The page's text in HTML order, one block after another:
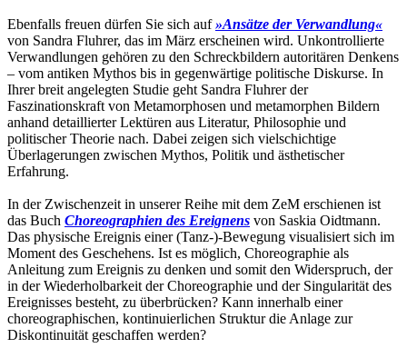
Ebenfalls freuen dürfen Sie sich auf»Ansätze der Verwandlung«
von Sandra Fluhrer, das im März erscheinen wird. Unkontrollierte
Verwandlungen gehören zu den Schreckbildern autoritären Denkens
– vom antiken Mythos bis in gegenwärtige politische Diskurse. In
Ihrer breit angelegten Studie geht Sandra Fluhrer der
Faszinationskraft von Metamorphosen und metamorphen Bildern
anhand detaillierter Lektüren aus Literatur, Philosophie und
politischer Theorie nach. Dabei zeigen sich vielschichtige
Überlagerungen zwischen Mythos, Politik und ästhetischer
Erfahrung.
In der Zwischenzeit in unserer Reihe mit dem ZeM erschienen ist
das Buch Choreographien des Ereignens von Saskia Oidtmann.
Das physische Ereignis einer (Tanz-)-Bewegung visualisiert sich im
Moment des Geschehens. Ist es möglich, Choreographie als
Anleitung zum Ereignis zu denken und somit den Widerspruch, der
in der Wiederholbarkeit der Choreographie und der Singularität des
Ereignisses besteht, zu überbrücken? Kann innerhalb einer
choreographischen, kontinuierlichen Struktur die Anlage zur
Diskontinuität geschaffen werden?